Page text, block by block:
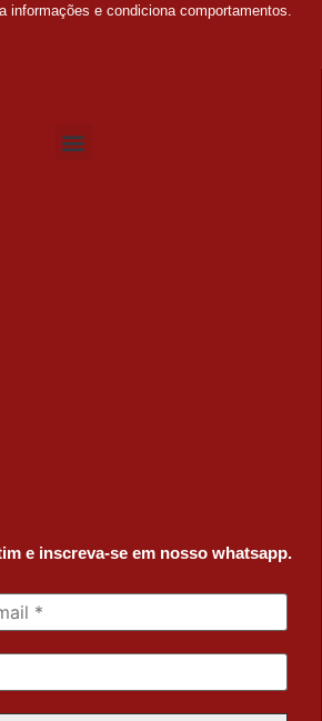
informações e condiciona comportamentos.
e inscreva-se em nosso whatsapp.